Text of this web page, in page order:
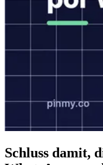
Schluss damit,